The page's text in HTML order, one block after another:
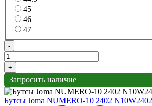
45
46
47
-
+
Запросить наличие
Бутсы Joma NUMERO-10 2402